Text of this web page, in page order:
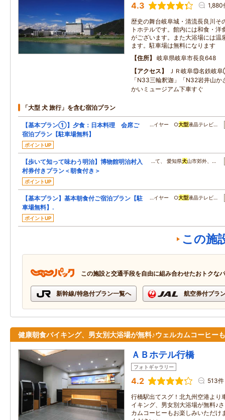
4.3 1,880
歴史の舞台岐阜城・清流長良川そ
トホテルです。館内には和食・
がございます。また大浴場には温
ます。駐車場は無料になります
住所
岐阜県岐阜市長良648
アクセス
ＪＲ岐阜⑬名鉄岐
「N33三輪釈迦」「N32岩井山か
かいミュージアム下車すぐ
「大型 犬 旅行」を含む宿泊プラン
【基本プラン①】夕食：日本料理 会席ご
宿泊プラン【駐車場無料】
ポイントUP
…イヤー ○大型液晶テレビ…
【歩いて知って味わう明治】博物館明治村入
村券付きプラン＜朝食付き＞
ポイントUP
…て、 愛知県犬山市郊外、…
【基本プラン】基本朝食付ご宿泊プラン【駐
車場無料】.
ポイントUP
…イヤー ○大型液晶テレビ…
この施
この施設と交通手段を自由に組み合わせたおトクな
新幹線/特急付プラン一覧へ 航空券付プラ
健康朝食バイキング、男女別大浴場が無料♪ウェルカムコーヒー
ＡＢホテル行橋
フォトギャラリー
4.2 513件
行橋駅出てスグ！北九州空港より
イキング、男女別大浴場が無料♪
カムコーヒーもお楽しみいただけ